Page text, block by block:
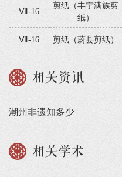
Ⅶ-16
剪纸（丰宁满族剪
纸）
Ⅶ-16 剪纸（蔚县剪纸）
相关资讯
潮州非遗知多少
相关学术